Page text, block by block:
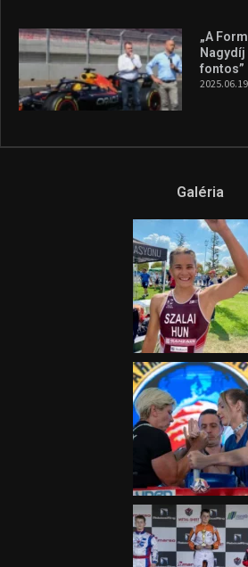
„A
fontos”
Galéria